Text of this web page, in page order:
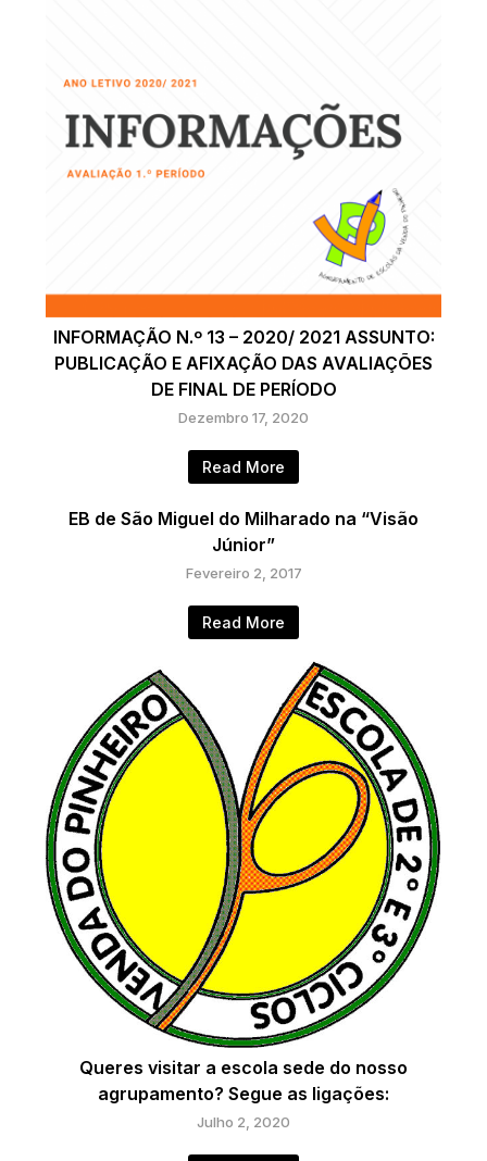
INFORMAÇÃO N.º 13 – 2020/ 2021 ASSUNTO:
PUBLICAÇÃO E AFIXAÇÃO DAS AVALIAÇÕES
DE FINAL DE PERÍODO
Dezembro 17, 2020
Read More
EB de São Miguel do Milharado na “Visão
Júnior”
Fevereiro 2, 2017
Read More
Queres visitar a escola sede do nosso
agrupamento? Segue as ligações:
Julho 2, 2020